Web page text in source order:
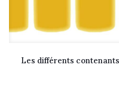
Les différents